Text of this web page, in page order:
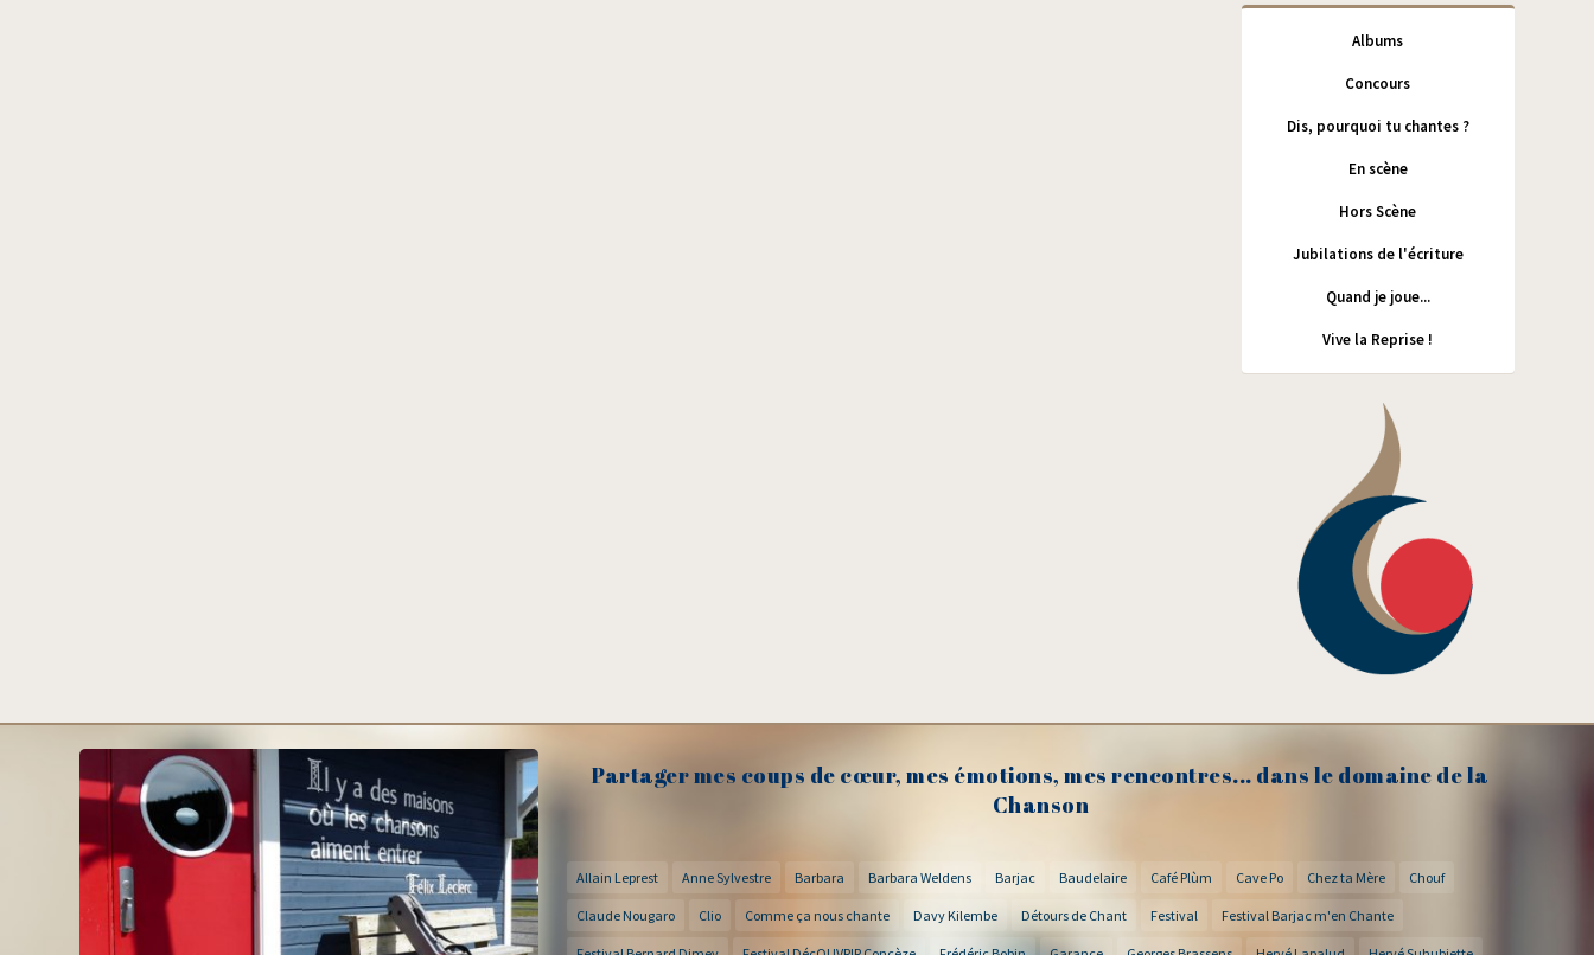
Albums
Concours
Dis, pourquoi tu chantes ?
En scène
Hors Scène
Jubilations de l'écriture
Quand je joue...
Vive la Reprise !
Partager mes coups de cœur, mes émotions, mes rencontres... dans le domaine de la
Chanson
Allain Leprest Anne Sylvestre Barbara Barbara Weldens Barjac Baudelaire Café Plùm Cave Po Chez ta Mère Chouf
Claude Nougaro Clio Comme ça nous chante Davy Kilembe Détours de Chant Festival Festival Barjac m'en Chante